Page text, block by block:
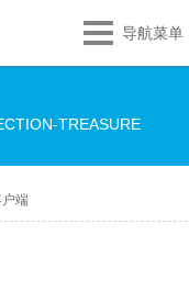
导航菜单
TREASURE
端